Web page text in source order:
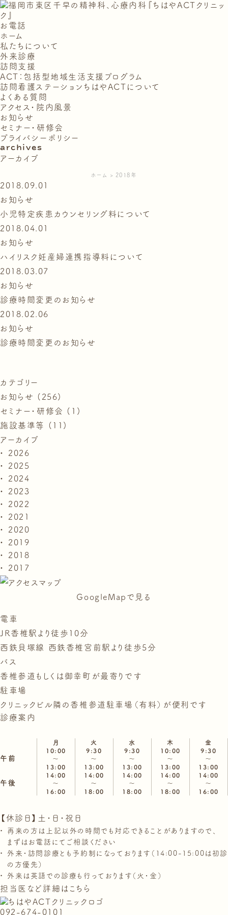
お電話
ホーム
私たちについて
外来診療
訪問支援
ACT：包括型地域生活支援プログラム
訪問看護ステーションちはやACTについて
よくある質問
アクセス・院内風景
お知らせ
セミナー・研修会
プライバシーポリシー
archives
アーカイブ
ホーム 2018年
2018.09.01
お知らせ
小児特定疾患カウンセリング料について
2018.04.01
お知らせ
ハイリスク妊産婦連携指導料について
2018.03.07
お知らせ
診療時間変更のお知らせ
2018.02.06
お知らせ
診療時間変更のお知らせ
カテゴリー
お知らせ (256)
セミナー・研修会 (1)
施設基準等 (11)
アーカイブ
2026
2025
2024
2023
2022
2021
2020
2019
2018
2017
GoogleMapで見る
電車
JR香椎駅より徒歩10分
西鉄貝塚線 西鉄香椎宮前駅より徒歩5分
バス
香椎参道もしくは御幸町が最寄りです
駐車場
クリニックビル隣の香椎参道駐車場（有料）が便利です
診療案内
月 火 水 木 金
午前
10:00
～
13:00
9:30
～
13:00
9:30
～
13:00
10:00
～
13:00
9:30
～
13:00
午後
14:00
～
16:00
14:00
～
18:00
14:00
～
18:00
14:00
～
18:00
14:00
～
16:00
【休診日】土・日・祝日
再来の方は上記以外の時間でも対応できることがありますので、
まずはお電話にてご相談ください
外来・訪問診療とも予約制になっております（14:00-15:00は初診
の方優先）
外来は英語での診療も行っております（火・金）
担当医など詳細はこちら
092-674-0101